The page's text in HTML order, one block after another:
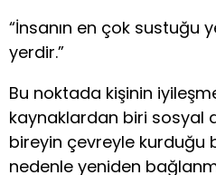
“İnsanın en çok sustuğu
yerdir.”
Bu noktada kişinin
kaynaklardan biri sosyal
bireyin çevreyle kurduğu
nedenle yeniden